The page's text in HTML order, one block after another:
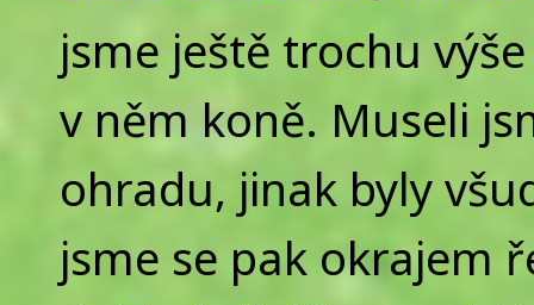
jsme ještě trochu
v něm koně. Museli
ohradu, jinak byly
jsme se pak okrajem